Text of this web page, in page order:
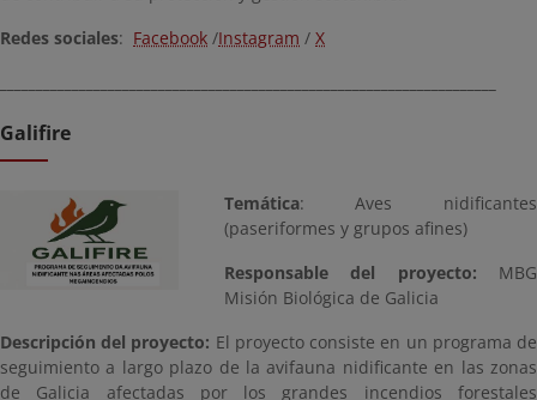
Redes sociales: Facebook /Instagram / X
Galifire
Temática: Aves nidificantes
(paseriformes y grupos afines)
Responsable del proyecto: MBG
Misión Biológica de Galicia
Descripción del proyecto: El proyecto consiste en un programa de
seguimiento a largo plazo de la avifauna nidificante en las zonas
de Galicia afectadas por los grandes incendios forestales